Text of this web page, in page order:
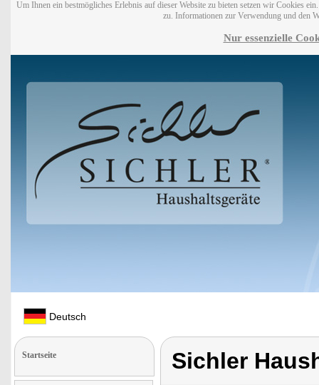
Um Ihnen ein bestmögliches Erlebnis auf dieser Website zu bieten setzen wir Cookies
zu. Informationen zur Verwendung und den
Nur essenzielle
Deutsch
Startseite Sichler